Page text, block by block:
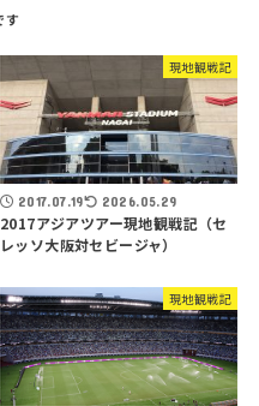
現地観戦記
2017.07.19 2026.05.29
2017アジアツアー現地観戦記（セ
レッソ大阪対セビージャ）
現地観戦記